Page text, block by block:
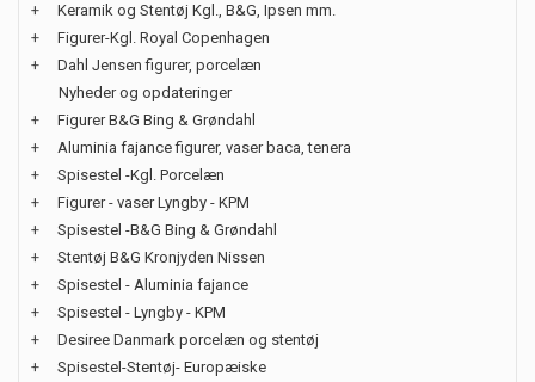
+
Keramik og Stentøj Kgl., B&G, Ipsen mm.
+
Figurer-Kgl. Royal Copenhagen
+
Dahl Jensen figurer, porcelæn
Nyheder og opdateringer
+
Figurer B&G Bing & Grøndahl
+
Aluminia fajance figurer, vaser baca, tenera
+
Spisestel -Kgl. Porcelæn
+
Figurer - vaser Lyngby - KPM
+
Spisestel -B&G Bing & Grøndahl
+
Stentøj B&G Kronjyden Nissen
+
Spisestel - Aluminia fajance
+
Spisestel - Lyngby - KPM
+
Desiree Danmark porcelæn og stentøj
+
Spisestel-Stentøj- Europæiske